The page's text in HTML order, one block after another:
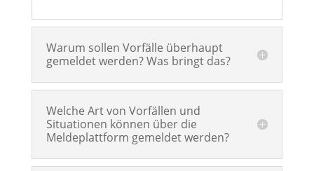
Warum sollen Vorfälle überhaupt
gemeldet werden? Was bringt das?
Welche Art von Vorfällen und
Situationen können über die
Meldeplattform gemeldet werden?